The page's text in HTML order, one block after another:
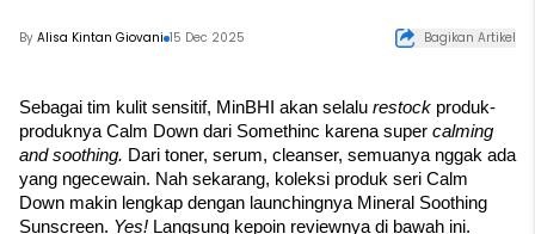
By Alisa Kintan Giovani 15 Dec 2025 Bagikan Artikel
Sebagai tim kulit sensitif, MinBHI akan selalu restock produk-
produknya Calm Down dari Somethinc karena super calming
and soothing. Dari toner, serum, cleanser, semuanya nggak ada
yang ngecewain. Nah sekarang, koleksi produk seri Calm
Down makin lengkap dengan launchingnya Mineral Soothing
Sunscreen. Yes! Langsung kepoin reviewnya di bawah ini.